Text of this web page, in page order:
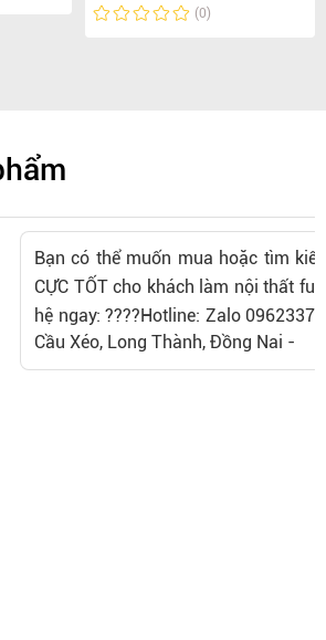
(0)
Bạn có thể muốn mua hoặc tìm
CỰC TỐT cho khách làm nội thất
hệ ngay: ????Hotline: Zalo
Cầu Xéo, Long Thành, Đồng Nai -